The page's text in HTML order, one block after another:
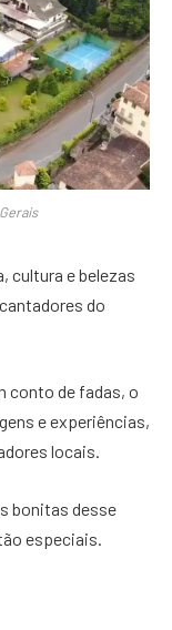
cultura e belezas
do
conto de fadas, o
e experiências,
locais.
bonitas desse
especiais.